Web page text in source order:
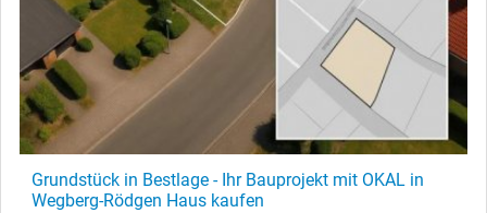
Grundstück in Bestlage - Ihr Bauprojekt mit OKAL in
Wegberg-Rödgen Haus kaufen